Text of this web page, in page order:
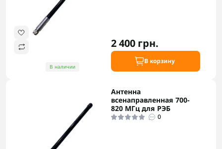
В наличии
2 400 грн.
В корзину
Антенна
всенаправленная 700-
820 МГц для РЭБ
0